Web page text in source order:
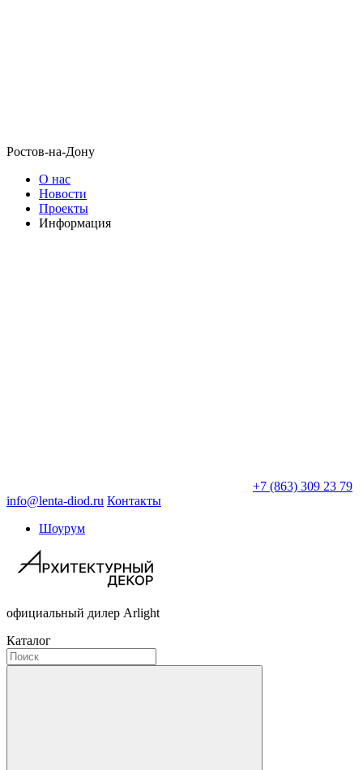
Ростов-на-Дону
О нас
Новости
Проекты
Информация
+7 (863) 309 23 79
info@lenta-diod.ru Контакты
Шоурум
официальный дилер Arlight
Каталог